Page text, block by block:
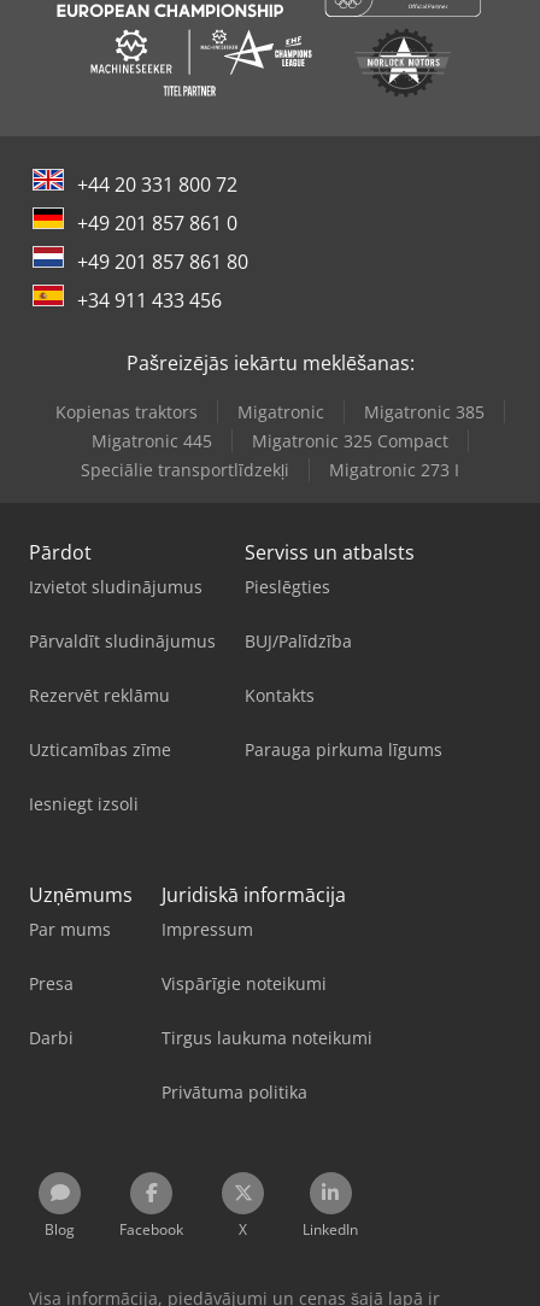
+44 20 331 800 72
+49 201 857 861 0
+49 201 857 861 80
+34 911 433 456
Pašreizējās iekārtu meklēšanas:
Kopienas traktors Migatronic
Migatronic 385
Migatronic 445
Migatronic 325 Compact
Speciālie transportlīdzekļi
Migatronic 273 I
Pārdot
Izvietot sludinājumus
Pārvaldīt sludinājumus
Rezervēt reklāmu
Uzticamības zīme
Iesniegt izsoli
Serviss un atbalsts
Pieslēgties
BUJ/Palīdzība
Kontakts
Parauga pirkuma līgums
Uzņēmums
Par mums
Presa
Darbi
Juridiskā informācija
Impressum
Vispārīgie noteikumi
Tirgus laukuma noteikumi
Privātuma politika
Blog Facebook X LinkedIn
Visa informācija, piedāvājumi un cenas šajā lapā ir